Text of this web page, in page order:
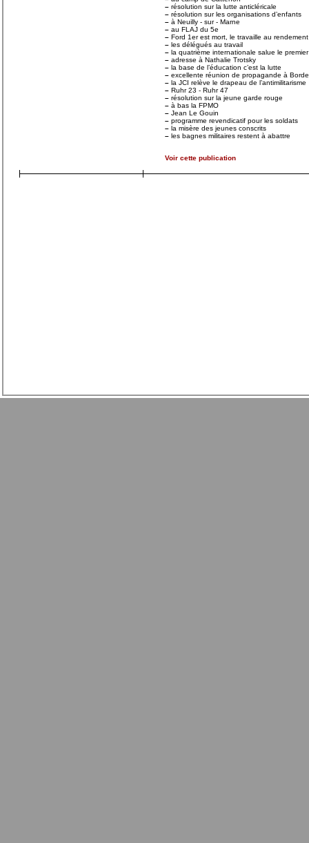
– résolution sur la lutte anticléricale
– résolution sur les organisations d’enfants
– à Neuilly - sur - Marne
– au FLAJ du 5e
– Ford 1er est mort, le travaille au
– les délégués au travail
– la quatrième internationale salue le
– adresse à Nathalie Trotsky
– la base de l’éducation c’est la lutte
– excellente réunion de propagande à
– la JCI relève le drapeau de l’antimilitarisme
– Ruhr 23 - Ruhr 47
– résolution sur la jeune garde rouge
– à bas la FPMO
– Jean Le Gouin
– programme revendicatif pour les soldats
– la misère des jeunes conscrits
– les bagnes militaires restent à abattre
Voir cette publication